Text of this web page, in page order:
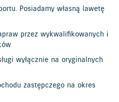
Posiadamy własną lawetę
przez wykwalifikowanych i
wyłącznie na oryginalnych
zastępczego na okres